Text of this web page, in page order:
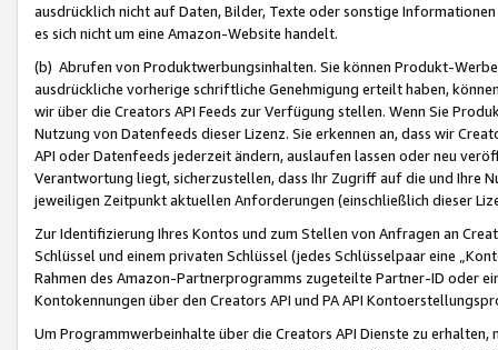
ausdrücklich nicht auf Daten, Bilder, Texte oder sonstige
es sich nicht um eine Amazon-Website handelt.
(b) Abrufen von Produktwerbungsinhalten. Sie können Produkt-
ausdrückliche vorherige schriftliche Genehmigung erteilt haben,
wir über die Creators API Feeds zur Verfügung stellen. Wenn Sie
Nutzung von Datenfeeds dieser Lizenz. Sie erkennen an, dass wir
API oder Datenfeeds jederzeit ändern, auslaufen lassen oder neu
Verantwortung liegt, sicherzustellen, dass Ihr Zugriff auf die und Ihre
jeweiligen Zeitpunkt aktuellen Anforderungen (einschließlich dieser
Zur Identifizierung Ihres Kontos und zum Stellen von Anfragen an
Schlüssel und einem privaten Schlüssel (jedes Schlüsselpaar eine
Rahmen des Amazon-Partnerprogramms zugeteilte Partner-ID oder
Kontokennungen über den Creators API und PA API
Um Programmwerbeinhalte über die Creators API Dienste zu